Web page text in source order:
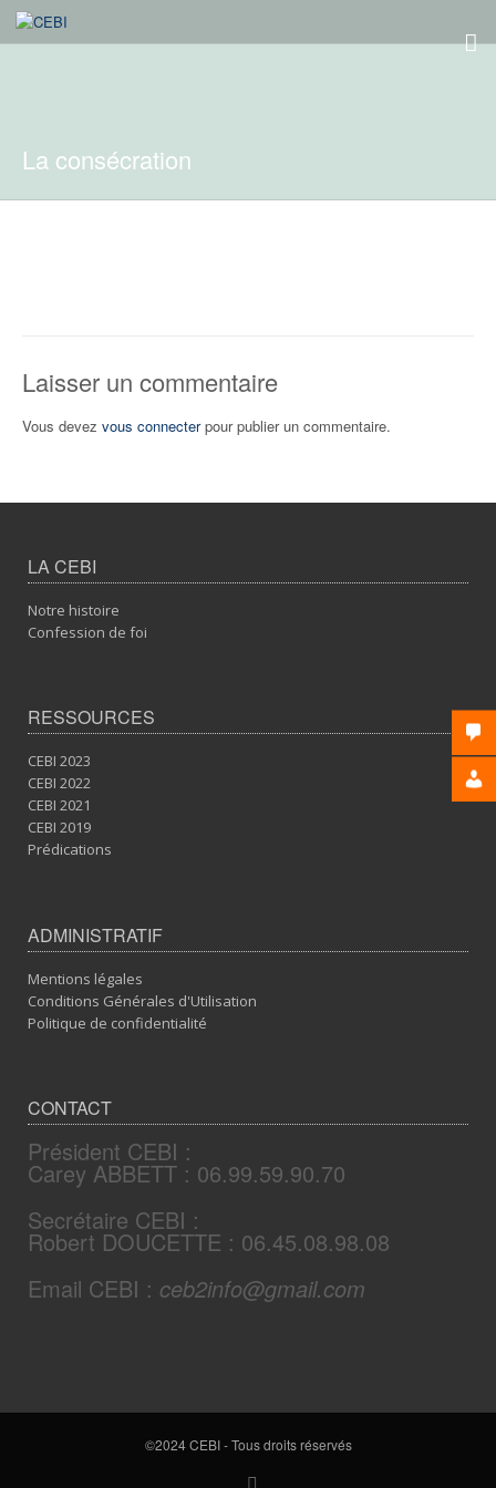
La consécration
Laisser un commentaire
Vous devez vous connecterpour publier un commentaire.
LA CEBI
Notre histoire
Confession de foi
RESSOURCES
CEBI 2023
CEBI 2022
CEBI 2021
CEBI 2019
Prédications
ADMINISTRATIF
Mentions légales
Conditions Générales d'Utilisation
Politique de confidentialité
CONTACT
Président CEBI :
Carey ABBETT : 06.99.59.90.70
Secrétaire CEBI :
Robert DOUCETTE : 06.45.08.98.08
Email CEBI : ceb2info@gmail.com
©2024 CEBI - Tous droits réservés